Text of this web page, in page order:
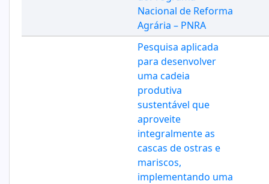
Nacional de Reforma
Agrária – PNRA
Pesquisa aplicada
para desenvolver
uma cadeia
produtiva
sustentável que
aproveite
integralmente as
cascas de ostras e
mariscos,
implementando uma